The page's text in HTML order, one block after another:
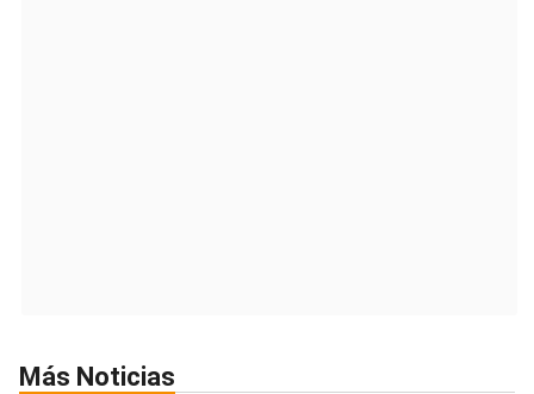
Más Noticias